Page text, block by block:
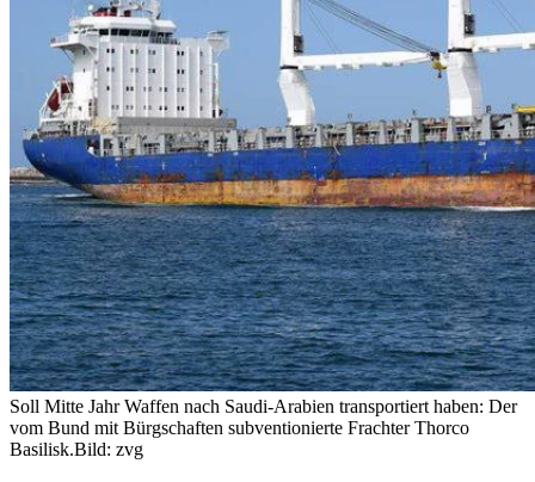
Soll Mitte Jahr Waffen nach Saudi-Arabien transportiert haben: Der
vom Bund mit Bürgschaften subventionierte Frachter Thorco
Basilisk.Bild: zvg